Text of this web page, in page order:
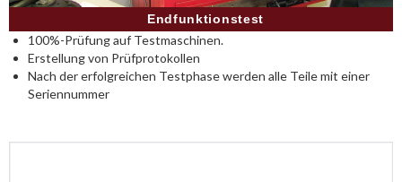
Endfunktionstest
100%-Prüfung auf Testmaschinen.
Erstellung von Prüfprotokollen
Nach der erfolgreichen Testphase werden alle Teile mit einer
Seriennummer